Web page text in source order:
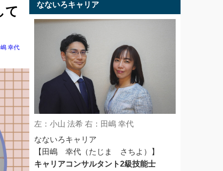
て
嶋 幸代
なないろキャリア
左：小山 法希 右：田嶋 幸代
なないろキャリア
【田嶋 幸代（たじま さちよ）】
キャリアコンサルタント2級技能士